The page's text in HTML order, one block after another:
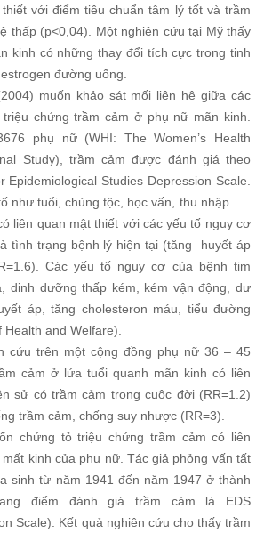
với điểm tiêu chuẩn tâm lý tốt và trầm
thấp (p<0,04). Một nghiên cứu tại Mỹ thấy
kinh có những thay đổi tích cực trong tinh
đường uống.
muốn khảo sát mối liên hệ giữa các
chứng trầm cảm ở phụ nữ mãn kinh.
phụ nữ (WHI: The Women’s Health
Study), trầm cảm được đánh giá theo
Epidemiological Studies Depression Scale.
như tuổi, chủng tộc, học vấn, thu nhập . . .
liên quan mật thiết với các yếu tố nguy cơ
tình trạng bệnh lý hiện tại (tăng huyết áp
Các yếu tố nguy cơ của bệnh tim
dinh dưỡng thấp kém, kém vận động, dư
áp, tăng cholesteron máu, tiểu đường
and Welfare).
cứu trên một cộng đồng phụ nữ 36 – 45
cảm ở lứa tuổi quanh mãn kinh có liên
sử có trầm cảm trong cuộc đời (RR=1.2)
trầm cảm, chống suy nhược (RR=3).
chứng tỏ triệu chứng trầm cảm có liên
kinh của phụ nữ. Tác giả phỏng vấn tất
sinh từ năm 1941 đến năm 1947 ở thành
điểm đánh giá trầm cảm là EDS
Scale). Kết quả nghiên cứu cho thấy trầm